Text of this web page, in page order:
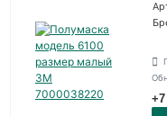
+7